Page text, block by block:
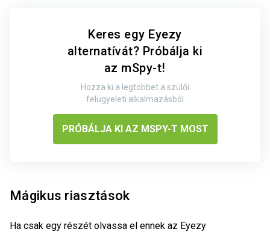
Keres egy Eyezy
alternatívát? Próbálja ki
az mSpy-t!
Hozza ki a legtöbbet a szülői
felügyeleti alkalmazásból
PRÓBÁLJA KI AZ MSPY-T MOST
Mágikus riasztások
Ha csak egy részét olvassa el ennek az Eyezy